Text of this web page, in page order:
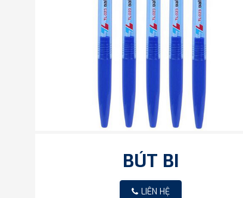
BÚT BI
LIÊN HỆ